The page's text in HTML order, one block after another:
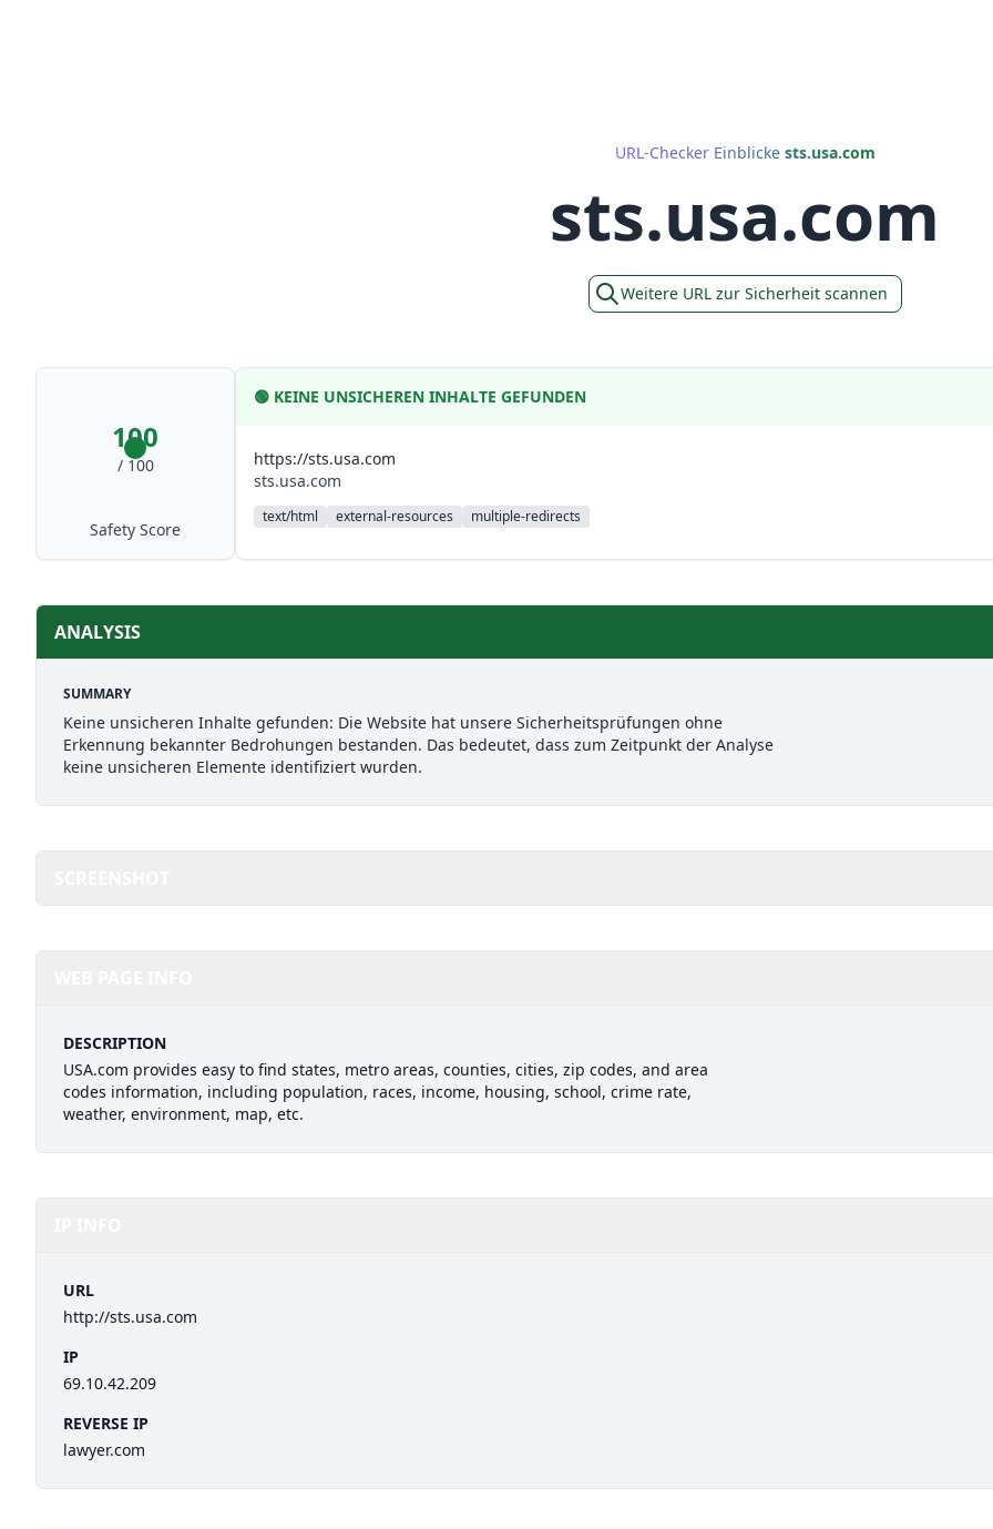
URL-Checker Einblicke sts.usa.com
sts.usa.com
Weitere URL zur Sicherheit scannen
100
/ 100
Safety Score
🟢 KEINE UNSICHEREN INHALTE GEFUNDEN
https://sts.usa.com
sts.usa.com
text/html external-resources multiple-redirects
ANALYSIS
SUMMARY
Keine unsicheren Inhalte gefunden: Die Website hat unsere Sicherheitsprüfungen ohne
Erkennung bekannter Bedrohungen bestanden. Das bedeutet, dass zum Zeitpunkt der Analyse
keine unsicheren Elemente identifiziert wurden.
DESCRIPTION
USA.com provides easy to find states, metro areas, counties, cities, zip codes, and area
codes information, including population, races, income, housing, school, crime rate,
weather, environment, map, etc.
URL
http://sts.usa.com
IP
69.10.42.209
REVERSE IP
lawyer.com